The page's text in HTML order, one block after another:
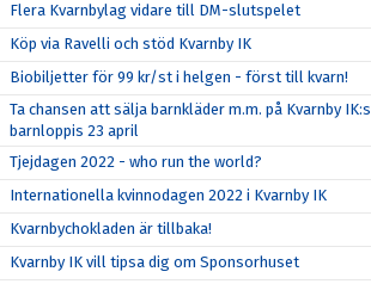
Flera Kvarnbylag vidare till DM-slutspelet
Köp via Ravelli och stöd Kvarnby IK
Biobiljetter för 99 kr/st i helgen - först till kvarn!
Ta chansen att sälja barnkläder m.m. på Kvarnby IK:s
barnloppis 23 april
Tjejdagen 2022 - who run the world?
Internationella kvinnodagen 2022 i Kvarnby IK
Kvarnbychokladen är tillbaka!
Kvarnby IK vill tipsa dig om Sponsorhuset